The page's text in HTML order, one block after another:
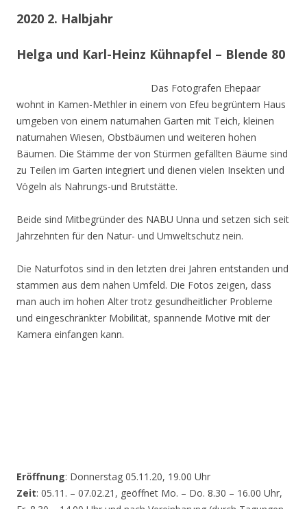
2020 2. Halbjahr
Helga und Karl-Heinz Kühnapfel – Blende 80
Das Fotografen Ehepaar
wohnt in Kamen-Methler in einem von Efeu begrüntem Haus
umgeben von einem naturnahen Garten mit Teich, kleinen
naturnahen Wiesen, Obstbäumen und weiteren hohen
Bäumen. Die Stämme der von Stürmen gefällten Bäume sind
zu Teilen im Garten integriert und dienen vielen Insekten und
Vögeln als Nahrungs-und Brutstätte.
Beide sind Mitbegründer des NABU Unna und setzen sich seit
Jahrzehnten für den Natur- und Umweltschutz nein.
Die Naturfotos sind in den letzten drei Jahren entstanden und
stammen aus dem nahen Umfeld. Die Fotos zeigen, dass
man auch im hohen Alter trotz gesundheitlicher Probleme
und eingeschränkter Mobilität, spannende Motive mit der
Kamera einfangen kann.
Eröffnung: Donnerstag 05.11.20, 19.00 Uhr
Zeit: 05.11. – 07.02.21, geöffnet Mo. – Do. 8.30 – 16.00 Uhr,